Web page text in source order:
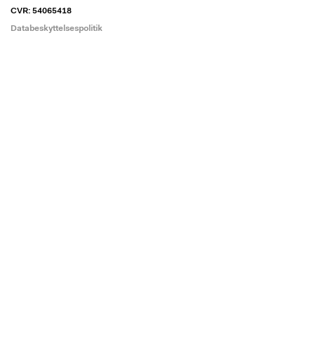
CVR: 54065418
Databeskyttelsespolitik